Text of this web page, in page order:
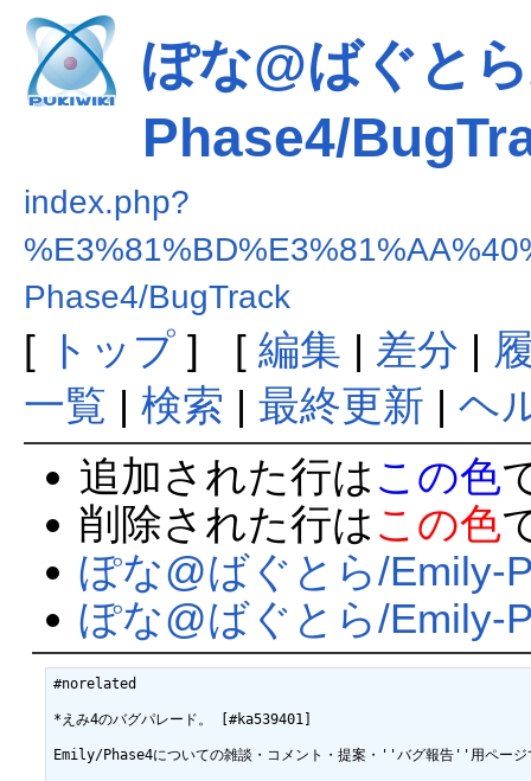
ぽな@ばぐと
Phase4/
index.php?
Phase4/BugTrack
[ トップ] [ 編集 | 差分 |
一覧 | 検索 | 最終更新 | ヘ
追加された行は この色
削除された行は この色
ぽな@ばぐとら/Emily-
ぽな@ばぐとら/Emily-
#norelated
*えみ4のバグパレード。 [#ka539401]
Emily/Phase4についての雑談・コメント・提案・''バグ報告''用ページ